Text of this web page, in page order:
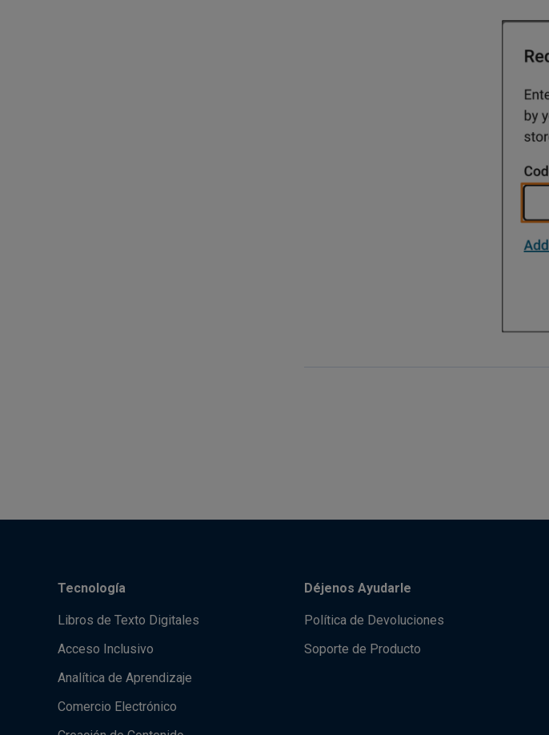
Tecnología
Libros de Texto Digitales
Acceso Inclusivo
Analítica de Aprendizaje
Comercio Electrónico
Déjenos Ayudarle
Política de Devoluciones
Soporte de Producto